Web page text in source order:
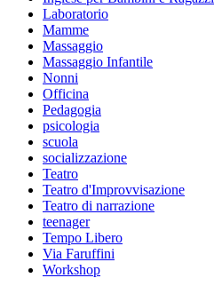
Laboratorio
Mamme
Massaggio
Massaggio Infantile
Nonni
Officina
Pedagogia
psicologia
scuola
socializzazione
Teatro
Teatro d'Improvvisazione
Teatro di narrazione
teenager
Tempo Libero
Via Faruffini
Workshop